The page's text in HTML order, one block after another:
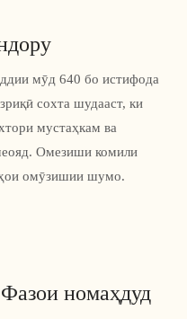
мӯд 640 бо истифода
сохта шудааст, ки
мустаҳкам ва
Омезиши комили
омӯзишии шумо.
номаҳдуд